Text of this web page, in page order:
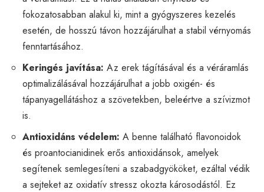
fokozatosabban alakul ki, mint a gyógyszeres kezelés
esetén, de hosszú távon hozzájárulhat a stabil vérnyomás
fenntartásához.
Keringés javítása: Az erek tágításával és a véráramlás
optimalizálásával hozzájárulhat a jobb oxigén- és
tápanyagellátáshoz a szövetekben, beleértve a szívizmot
is.
Antioxidáns védelem: A benne található flavonoidok
és proantocianidinek erős antioxidánsok, amelyek
segítenek semlegesíteni a szabadgyököket, ezáltal védik
a sejteket az oxidatív stressz okozta károsodástól. Ez